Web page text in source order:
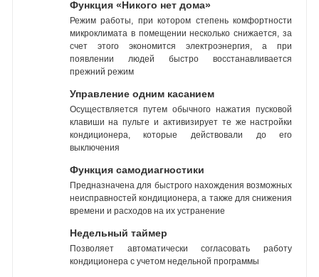
Функция «Никого нет дома»
Режим работы, при котором степень комфортности
микроклимата в помещении несколько снижается, за
счет этого экономится электроэнергия, а при
появлении людей быстро восстанавливается
прежний режим
Управление одним касанием
Осуществляется путем обычного нажатия пусковой
клавиши на пульте и активизирует те же настройки
кондиционера, которые действовали до его
выключения
Функция самодиагностики
Предназначена для быстрого нахождения возможных
неисправностей кондиционера, а также для снижения
времени и расходов на их устранение
Недельный таймер
Позволяет автоматически согласовать работу
кондиционера с учетом недельной программы